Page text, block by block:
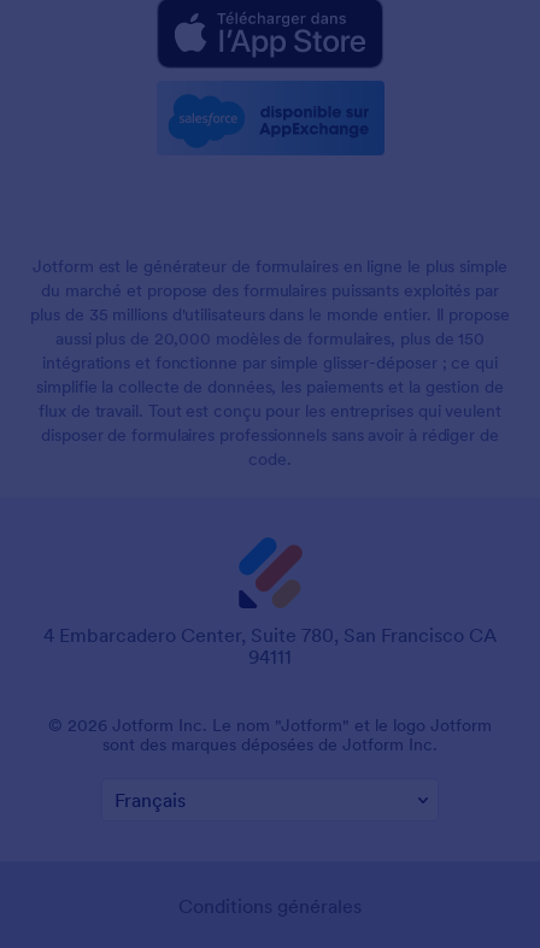
Jotform est le générateur de formulaires en ligne le plus simple
du marché et propose des formulaires puissants exploités par
plus de 35 millions d'utilisateurs dans le monde entier. Il propose
aussi plus de 20,000 modèles de formulaires, plus de 150
intégrations et fonctionne par simple glisser-déposer ; ce qui
simplifie la collecte de données, les paiements et la gestion de
flux de travail. Tout est conçu pour les entreprises qui veulent
disposer de formulaires professionnels sans avoir à rédiger de
code.
4 Embarcadero Center, Suite 780, San Francisco CA
94111
© 2026 Jotform Inc. Le nom "Jotform" et le logo Jotform
sont des marques déposées de Jotform Inc.
Conditions générales